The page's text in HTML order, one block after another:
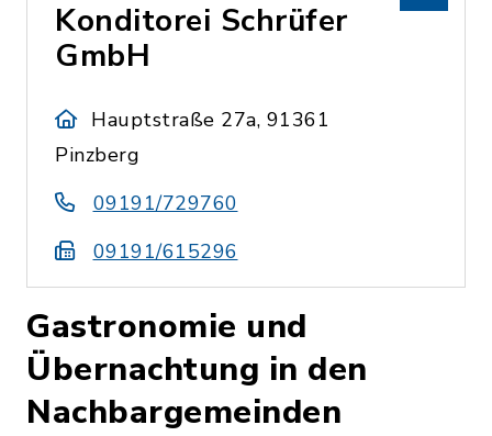
Konditorei Schrüfer
GmbH
Hauptstraße 27a, 91361
Pinzberg
09191/729760
09191/615296
Gastronomie und
Übernachtung in den
Nachbargemeinden